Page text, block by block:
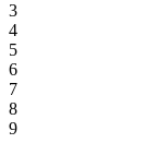
3
4
5
6
7
8
9